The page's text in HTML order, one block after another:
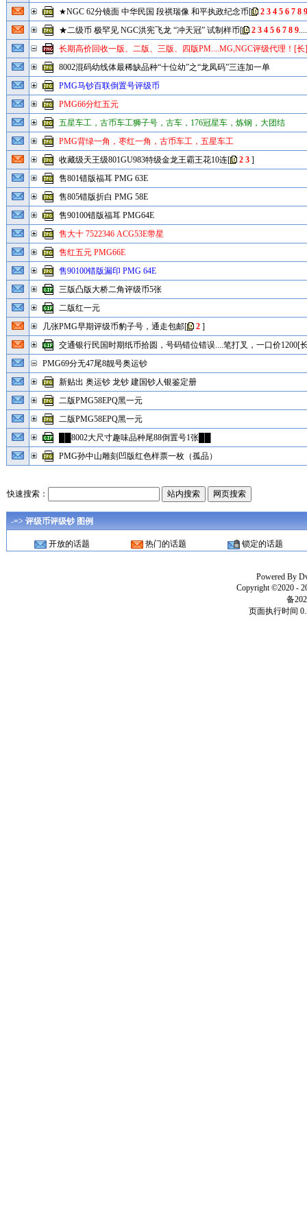
★NGC 62分镜面 中华民国 段祺瑞像 和平执政纪念币[ 2 3 4 5 6 7 8 9
★二级币 极罕见 NGC洪宪飞龙 “冲天冠” 试制样币[ 2 3 4 5 6 7 8 9....
长期高价回收一版、二版、三版、四版PM....MG,NGC评级代理！[长]
8002混码幼线体最稀缺品种“十位幼”之“龙凤码”三连加一单
PMG马钞百联倒置号评级币
PMG66分红五元
五星车工，古币车工狮子号，古车，176冠星车，炼钢，大团结
PMG背绿一角，枣红一角，古币车工，五星车工
收藏级天王级801GU983特级金龙王霸王花10连[ 2 3]
售801错版福耳 PMG 63E
售805错版折白 PMG 58E
售90100错版福耳 PMG64E
售大十 7522346 ACG53E带星
售红五元 PMG66E
售90100错版漏印 PMG 64E
三版凸版大桥二角评级币5张
二版红一元
几张PMG早期评级币豹子号，通走包邮[ 2]
交通银行民国时期纸币拾圆，号码错位错误....笔打叉，一口价1200[
PMG69分无47尾8靓号奥运钞
新贴出 奥运钞 龙钞 建国钞人银鉴定册
二版PMG58EPQ黑一元
二版PMG58EPQ黑一元
██8002大尺寸趣味品种尾88倒置号1张██
PMG孙中山雕刻凹版红色样票一枚（孤品）
快速搜索：
-=> 评级币评级钞 图例
开放的话题 热门的话题 锁定的话题
Powered By
Copyright ©2020 -
备
页面执行时间